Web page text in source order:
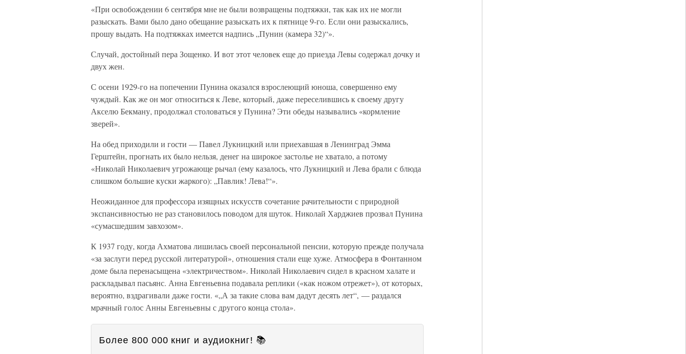
«При освобождении 6 сентября мне не были возвращены подтяжки, так как их не могли
разыскать. Вами было дано обещание разыскать их к пятнице 9-го. Если они разыскались,
прошу выдать. На подтяжках имеется надпись „Пунин (камера 32)“».
Случай, достойный пера Зощенко. И вот этот человек еще до приезда Левы содержал дочку и
двух жен.
С осени 1929-го на попечении Пунина оказался взрослеющий юноша, совершенно ему
чуждый. Как же он мог относиться к Леве, который, даже переселившись к своему другу
Акселю Бекману, продолжал столоваться у Пунина? Эти обеды назывались «кормление
зверей».
На обед приходили и гости — Павел Лукницкий или приехавшая в Ленинград Эмма
Герштейн, прогнать их было нельзя, денег на широкое застолье не хватало, а потому
«Николай Николаевич угрожающе рычал (ему казалось, что Лукницкий и Лева брали с блюда
слишком большие куски жаркого): „Павлик! Лева!“».
Неожиданное для профессора изящных искусств сочетание рачительности с природной
экспансивностью не раз становилось поводом для шуток. Николай Харджиев прозвал Пунина
«сумасшедшим завхозом».
К 1937 году, когда Ахматова лишилась своей персональной пенсии, которую прежде получала
«за заслуги перед русской литературой», отношения стали еще хуже. Атмосфера в Фонтанном
доме была перенасыщена «электричеством». Николай Николаевич сидел в красном халате и
раскладывал пасьянс. Анна Евгеньевна подавала реплики («как ножом отрежет»), от которых,
вероятно, вздрагивали даже гости. «„А за такие слова вам дадут десять лет“, — раздался
мрачный голос Анны Евгеньевны с другого конца стола».
Более 800 000 книг и аудиокниг! 📚